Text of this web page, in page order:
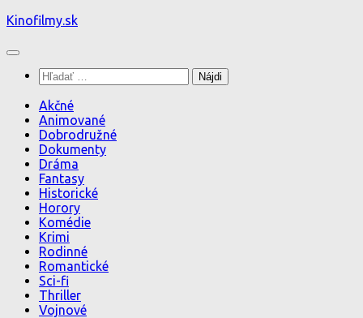
Preskočiť
obsah
Kinofilmy.sk
Hľadať:
Akčné
Animované
Dobrodružné
Dokumenty
Dráma
Fantasy
Historické
Horory
Komédie
Krimi
Rodinné
Romantické
Sci-fi
Thriller
Vojnové